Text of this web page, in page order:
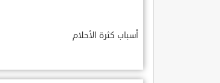
أسباب كثرة الأحلام